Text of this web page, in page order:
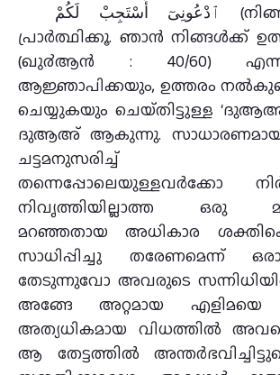
ٱﺩْﻋُﻮﻧِﻰٓ ﺃَﺳْﺘَﺠِﺐْ ﻟَﻜُﻢْ (നിങ്ങള്‍ എന്നോട്
പ്രാര്‍ത്ഥിക്കൂ. ഞാന്‍ നിങ്ങള്‍ക്ക്
(ഖു൪ആന്‍ : 40/60)
ആജ്ഞാപിക്കയും, ഉത്തരം
ചെയ്യുകയും ചെയ്‌തിട്ടുള്ള
ദുആഅ് ആകുന്നു. സാധാരണമായ
ചട്ടമനുസരിച്ച്
തന്നെപ്പോലെയുള്ളവർക്കോ
നിവൃത്തിയില്ലാത്ത ഒരു
മറഞ്ഞതായ അധികാര
സാധിപ്പിച്ചു തരേണമെന്ന്
തേടുന്നുവോ അവരുടെ
അങ്ങേ അറ്റമായ എളിമയെ
അത്യധികമായ വിധത്തിൽ
ആ തേട്ടത്തിൽ